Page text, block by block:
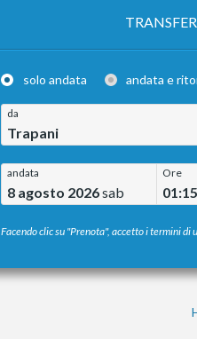
TRANSFER
solo andata andata e
da
Trapani
andata
8 agosto 2026sab
Ore
01:15
Facendo clic su "Prenota", accetto i termini di